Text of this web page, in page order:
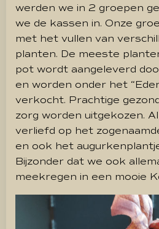
werden we in 2 groepen
we de kassen in. Onze
met het vullen van
planten. De meeste
pot wordt aangeleverd
en worden onder het
verkocht. Prachtige
zorg worden uitgekozen.
verliefd op het
en ook het
Bijzonder dat we ook
meekregen in een mooie